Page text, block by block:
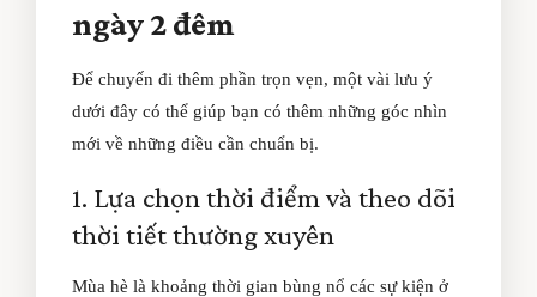
ngày 2 đêm
Để chuyến đi thêm phần trọn vẹn, một vài lưu ý
dưới đây có thể giúp bạn có thêm những góc nhìn
mới về những điều cần chuẩn bị.
1. Lựa chọn thời điểm và theo dõi
thời tiết thường xuyên
Mùa hè là khoảng thời gian bùng nổ các sự kiện ở